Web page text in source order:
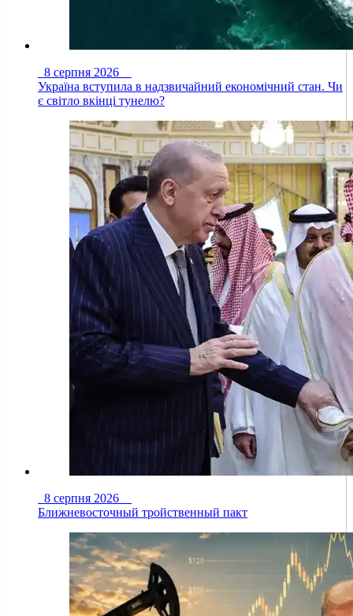
8 серпня 2026
Україна вступила в надзвичайний економічний стан. Чи
є світло вкінці тунелю?
8 серпня 2026
Ближневосточный тройственный пакт